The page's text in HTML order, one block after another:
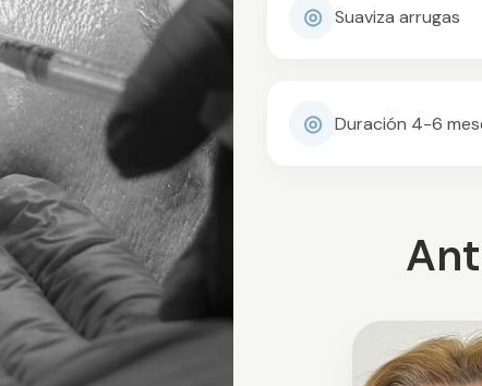
◎ Suaviza arrugas
◎ Duración 4-6